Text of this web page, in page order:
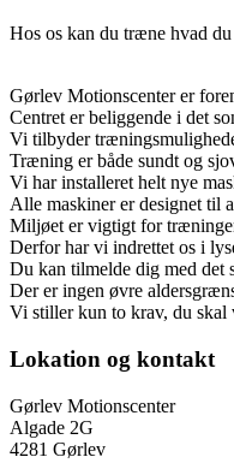
Hos os kan du træne hvad
Gørlev Motionscenter er
Centret er beliggende i det
Vi tilbyder
Træning er både sundt og
Vi har installeret helt nye
Alle maskiner er designet til
Miljøet er vigtigt for
Derfor har vi indrettet os i
Du kan tilmelde dig med det
Der er ingen øvre
Vi stiller kun to krav, du
Lokation og kontakt
Gørlev Motionscenter
Algade 2G
4281 Gørlev